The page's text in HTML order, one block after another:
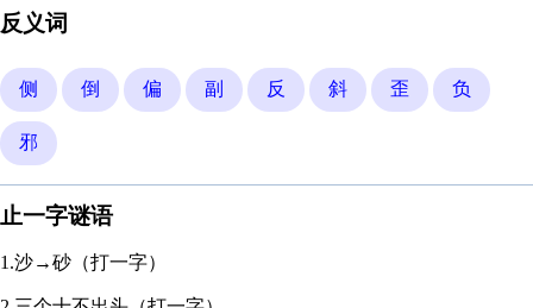
反义词
侧 倒 偏 副 反 斜 歪 负
邪
止一字谜语
1.沙→砂（打一字）